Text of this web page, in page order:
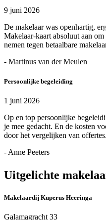
9 juni 2026
De makelaar was openhartig,
Makelaar-kaart absoluut aan
nemen tegen betaalbare
- Martinus van der Meulen
Persoonlijke begeleiding
1 juni 2026
Op en top persoonlijke
je mee gedacht. En de kosten
door het vergelijken van offertes.
- Anne Peeters
Uitgelichte
Makelaardij Kuperus Heeringa
Galamagracht 33